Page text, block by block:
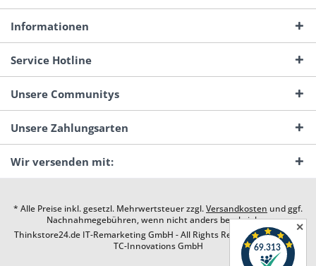
Informationen
Service Hotline
Unsere Communitys
Unsere Zahlungsarten
Wir versenden mit:
* Alle Preise inkl. gesetzl. Mehrwertsteuer zzgl.Versandkosten und ggf.
Nachnahmegebühren, wenn nicht anders beschrieben
Thinkstore24.de IT-Remarketing GmbH - All Rights Reserved. Design by
TC-Innovations GmbH
✕